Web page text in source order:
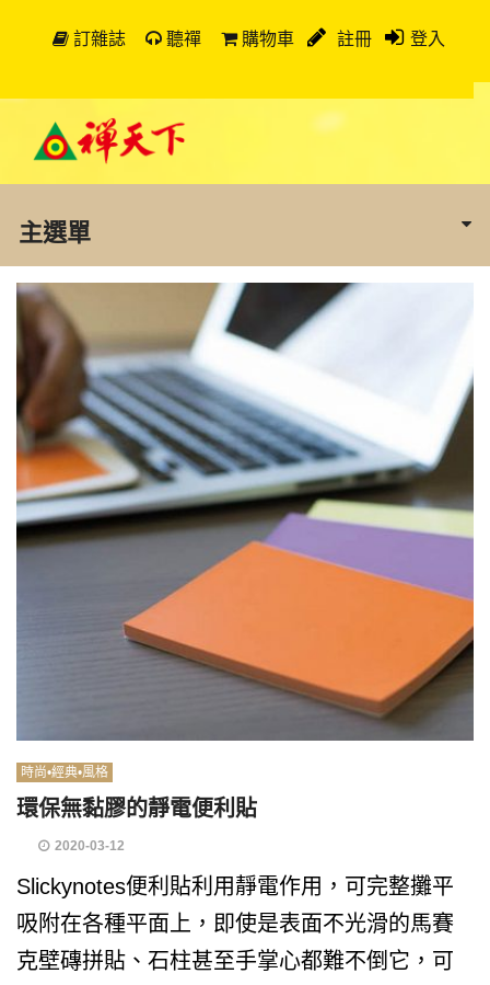
訂雜誌 聽禪 購物車 註冊 登入
主選單
時尚•經典•風格
環保無黏膠的靜電便利貼
2020-03-12
Slickynotes便利貼利用靜電作用，可完整攤平
吸附在各種平面上，即使是表面不光滑的馬賽
克壁磚拼貼、石柱甚至手掌心都難不倒它，可